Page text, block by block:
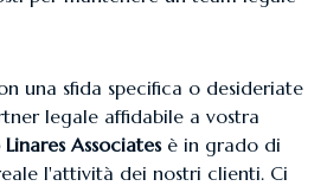
una sfida specifica o desideriate
legale affidabile a vostra
Associatesè in grado di
l'attività dei nostri clienti. Ci